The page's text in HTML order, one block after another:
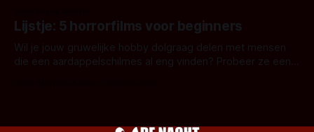
Amsterdamned of The Johnsons. Maar Nederlandse horror
is niet beperkt tot films. Hier een aantal Nederlandse tv-
series uit het duistere of horrorgenre. Als
Lijstje: 5 horrorfilms voor beginners
Wil je jouw gruwelijke hobby dolgraag delen met mensen
die een aardappelschilmes al eng vinden? Probeer ze eens